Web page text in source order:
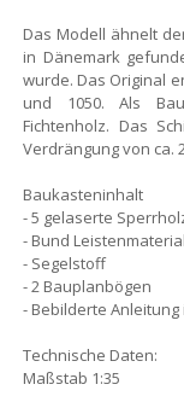
Das Modell ähnelt
in Dänemark
wurde. Das Original
und 1050. Als
Fichtenholz. Das
Verdrängung von ca.
Baukasteninhalt
- 5 gelaserte
- Bund Leistenmaterial
- Segelstoff
- 2 Bauplanbögen
- Bebilderte
Technische Daten:
Maßstab 1:35